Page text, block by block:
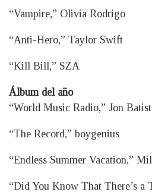
“Vampire,” Olivia Rodrigo
“Anti-Hero,” Taylor Swift
“Kill Bill,” SZA
Álbum del año
“World Music Radio,” Jon
“The Record,” boygenius
“Endless Summer Vacation,”
“Did You Know That There’s a